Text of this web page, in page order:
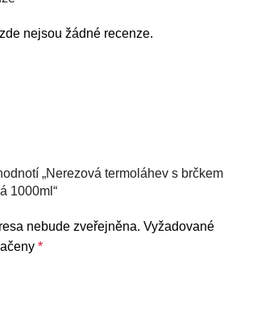
nejsou žádné recenze.
„Nerezová termoláhev s brčkem
1000ml“
nebude zveřejněna. Vyžadované
*